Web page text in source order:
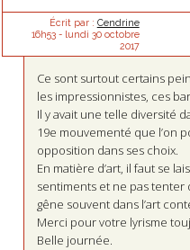
Écrit par : Cendrine
16h53- lundi 30 octobre
2017
Ce sont surtout certains
les impressionnistes, ces
Il y avait une telle diversité
19e mouvementé que l’on
opposition dans ses choix.
En matière d’art, il faut se
sentiments et ne pas tenter
gêne souvent dans l’art
Merci pour votre lyrisme
Belle journée.